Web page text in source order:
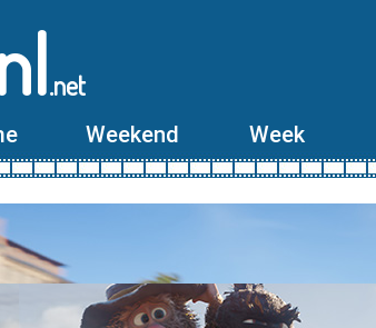
.net
Weekend Week